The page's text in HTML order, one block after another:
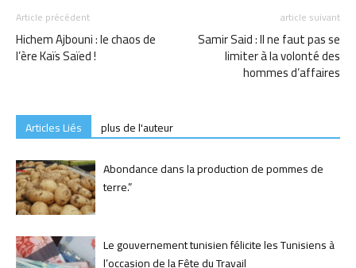
Article précédent
Hichem Ajbouni : le chaos de
l’ère Kaïs Saïed !
article suivant
Samir Said : Il ne faut pas se
limiter à la volonté des
hommes d’affaires
Articles Liés
plus de l'auteur
Abondance dans la production de pommes de
terre.”
Le gouvernement tunisien félicite les Tunisiens à
l’occasion de la Fête du Travail